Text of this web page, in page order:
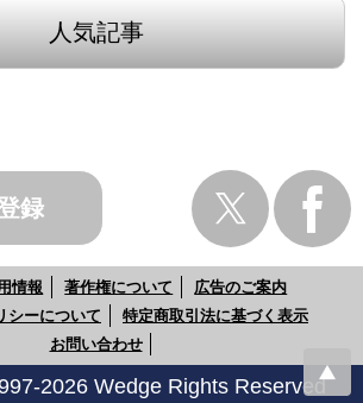
人気記事
録
情報 著作権について
広告のご案内
シーについて
特定商取引法に基づく表示
お問い合わせ
2026 Wedge Rights Reserved